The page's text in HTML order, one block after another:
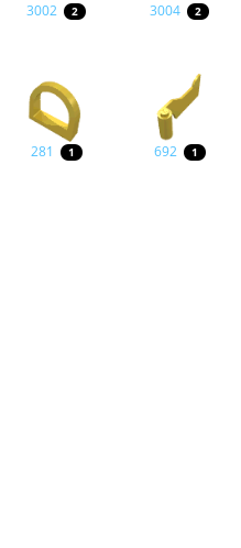
3002 2 3004 2
281 1 692 1